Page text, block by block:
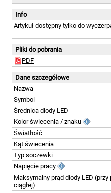
Info
Artykuł dostępny tylko do
Pliki do pobrania
PDF
Dane szczegółowe
Nazwa
Symbol
Średnica diody LED
Kolor świecenia / znaku
Światłość
Kąt świecenia
Typ soczewki
Napięcie pracy
Maksymalny prąd diody LED (przy
ciągłej)